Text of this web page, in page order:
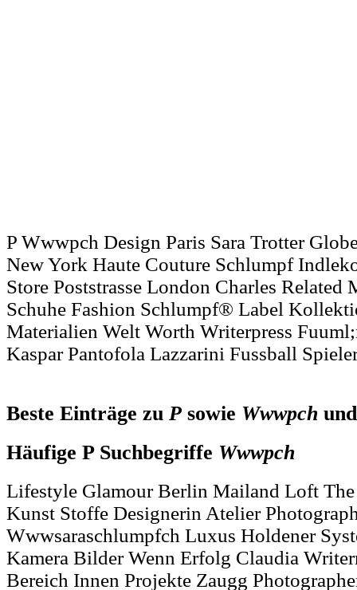
P Wwwpch Design Paris Sara Trotter
New York Haute Couture Schlumpf
Store Poststrasse London Charles
Schuhe Fashion Schlumpf® Label
Materialien Welt Worth Writerpress
Kaspar Pantofola Lazzarini Fussball
Beste Einträge zu P sowie Wwwpch
Häufige P Suchbegriffe Wwwpch
Lifestyle Glamour Berlin Mailand Loft
Kunst Stoffe Designerin Atelier
Wwwsaraschlumpfch Luxus Holdener
Kamera Bilder Wenn Erfolg Claudia
Bereich Innen Projekte Zaugg